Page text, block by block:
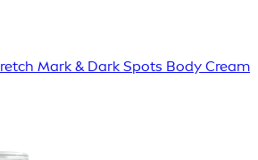
Mark & Dark Spots Body Cream